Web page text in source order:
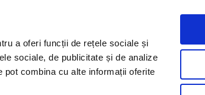
a oferi funcții de rețele sociale și
sociale, de publicitate și de analize
combina cu alte informații oferite